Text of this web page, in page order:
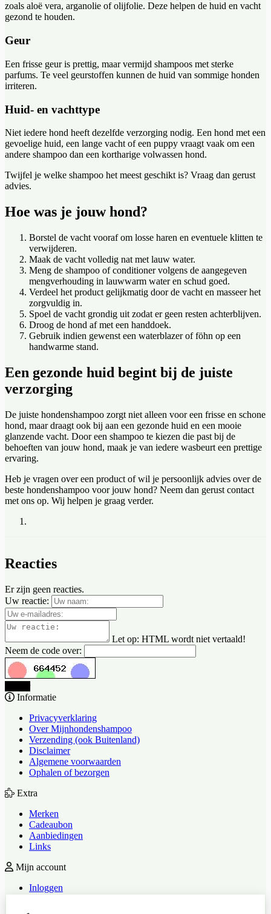
zoals aloë vera, arganolie of olijfolie. Deze helpen de huid en vacht
gezond te houden.
Geur
Een frisse geur is prettig, maar vermijd shampoos met sterke
parfums. Te veel geurstoffen kunnen de huid van sommige honden
irriteren.
Huid- en vachttype
Niet iedere hond heeft dezelfde verzorging nodig. Een hond met een
gevoelige huid, een lange vacht of een puppy vraagt vaak om een
andere shampoo dan een kortharige volwassen hond.
Twijfel je welke shampoo het meest geschikt is? Vraag dan gerust
advies.
Hoe was je jouw hond?
Borstel de vacht vooraf om losse haren en eventuele klitten te
verwijderen.
Maak de vacht volledig nat met lauw water.
Meng de shampoo of conditioner volgens de aangegeven
mengverhouding in lauwwarm water en schud goed.
Verdeel het product gelijkmatig door de vacht en masseer het
zorgvuldig in.
Spoel de vacht grondig uit zodat er geen resten achterblijven.
Droog de hond af met een handdoek.
Gebruik indien gewenst een waterblazer of föhn op een
handwarme stand.
Een gezonde huid begint bij de juiste
verzorging
De juiste hondenshampoo zorgt niet alleen voor een frisse en schone
hond, maar draagt ook bij aan een gezonde huid en een mooie
glanzende vacht. Door een shampoo te kiezen die past bij de
behoeften van jouw hond, maak je van iedere wasbeurt een prettige
ervaring.
Heb je vragen over een product of wil je persoonlijk advies over de
beste hondenshampoo voor jouw hond? Neem dan gerust contact
met ons op. Wij helpen je graag verder.
Reacties
Er zijn geen reacties.
Uw reactie:
Let op: HTML wordt niet vertaald!
Neem de code over:
Informatie
Privacyverklaring
Over Mijnhondenshampoo
Verzending (ook Buitenland)
Disclaimer
Algemene voorwaarden
Ophalen of bezorgen
Extra
Merken
Cadeaubon
Aanbiedingen
Links
Mijn account
Inloggen